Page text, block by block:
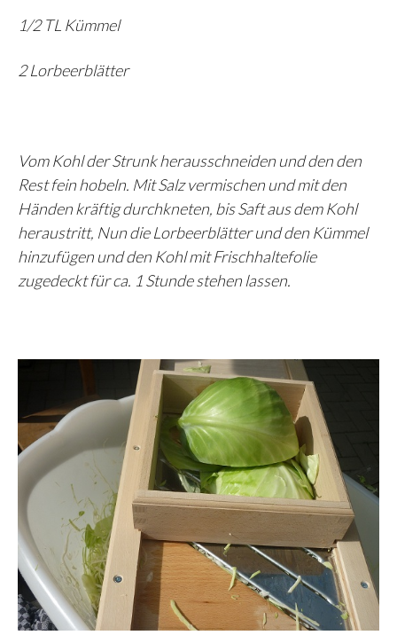
1/2 TL Kümmel
2 Lorbeerblätter
Vom Kohl der Strunk herausschneiden und den den
Rest fein hobeln. Mit Salz vermischen und mit den
Händen kräftig durchkneten, bis Saft aus dem Kohl
heraustritt, Nun die Lorbeerblätter und den Kümmel
hinzufügen und den Kohl mit Frischhaltefolie
zugedeckt für ca. 1 Stunde stehen lassen.